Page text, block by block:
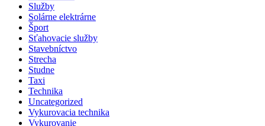
Služby
Solárne elektrárne
Šport
Sťahovacie služby
Stavebníctvo
Strecha
Studne
Taxi
Technika
Uncategorized
Vykurovacia technika
Vykurovanie